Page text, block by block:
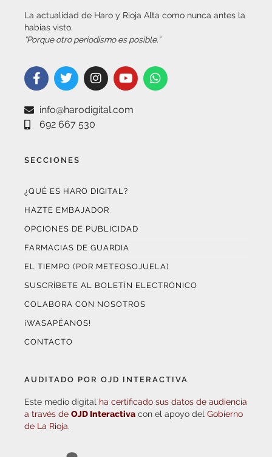
La actualidad de Haro y Rioja Alta como nunca antes la
habías visto.
“Porque otro periodismo es posible.”
info@harodigital.com
692 667 530
SECCIONES
¿QUÉ ES HARO DIGITAL?
HAZTE EMBAJADOR
OPCIONES DE PUBLICIDAD
FARMACIAS DE GUARDIA
EL TIEMPO (POR METEOSOJUELA)
SUSCRÍBETE AL BOLETÍN ELECTRÓNICO
COLABORA CON NOSOTROS
¡WASAPÉANOS!
CONTACTO
AUDITADO POR OJD INTERACTIVA
Este medio digital ha certificado sus datos de audiencia
a través de OJD Interactiva con el apoyo del Gobierno
de La Rioja.